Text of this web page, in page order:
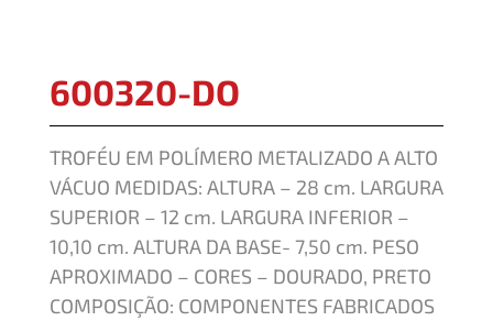
600320-DO
TROFÉU EM POLÍMERO METALIZADO A ALTO
VÁCUO MEDIDAS: ALTURA – 28 cm. LARGURA
SUPERIOR – 12 cm. LARGURA INFERIOR –
10,10 cm. ALTURA DA BASE- 7,50 cm. PESO
APROXIMADO – CORES – DOURADO, PRETO
COMPOSIÇÃO: COMPONENTES FABRICADOS